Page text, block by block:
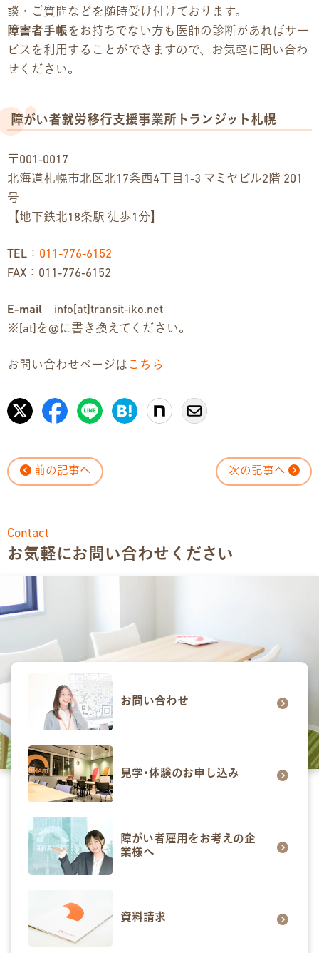
談・ご質問などを随時受け付けております。
障害者手帳をお持ちでない方も医師の診断があればサー
ビスを利用することができますので、お気軽に問い合わ
せください。
障がい者就労移行支援事業所トランジット札幌
〒001-0017
北海道札幌市北区北17条西4丁目1-3 マミヤビル2階 201
号
【地下鉄北18条駅 徒歩1分】
TEL： 011-776-6152
FAX：011-776-6152
E-mail info[at]transit-iko.net
※[at]を@に書き換えてください。
お問い合わせページは こちら
前の記事へ 次の記事へ
Contact
お気軽にお問い合わせください
お問い合わせ
見学･体験のお申し込み
障がい者雇用をお考えの企
業様へ
資料請求